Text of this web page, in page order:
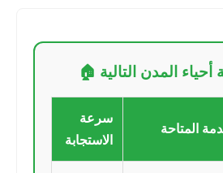
المدن التالية 🏠
المتاحة
سرعة
الاستجابة